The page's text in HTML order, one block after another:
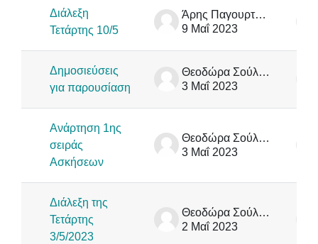
Διάλεξη
Τετάρτης 10/5
Άρης Παγουρτζής
9 Μαΐ 2023
Δημοσιεύσεις
για παρουσίαση
Θεοδώρα Σούλιου
3 Μαΐ 2023
Ανάρτηση 1ης
σειράς
Ασκήσεων
Θεοδώρα Σούλιου
3 Μαΐ 2023
Διάλεξη της
Τετάρτης
3/5/2023
Θεοδώρα Σούλιου
2 Μαΐ 2023